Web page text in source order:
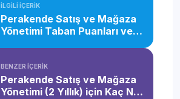
İLGİLİ İÇERİK
Perakende Satış ve Mağaza
Yönetimi Taban Puanları ve
BENZER İÇERİK
Perakende Satış ve Mağaza
Yönetimi (2 Yıllık) için Kaç Net